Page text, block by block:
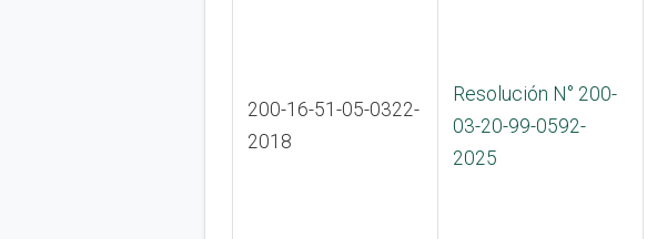
200-16-51-05-0322-
2018
Resolución N° 200-
03-20-99-0592-
2025